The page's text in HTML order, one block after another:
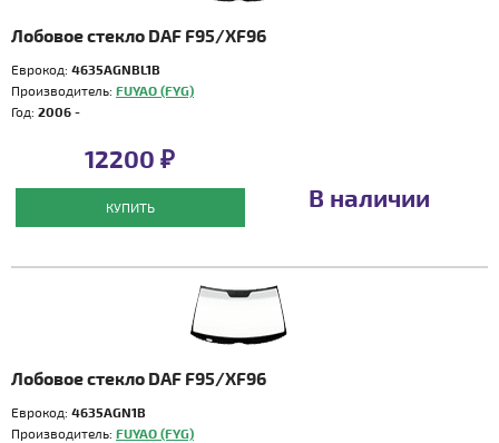
Лобовое стекло DAF F95/XF96
Еврокод: 4635AGNBL1B
Производитель: FUYAO (FYG)
Год: 2006 -
12200 ₽
КУПИТЬ В наличии
Лобовое стекло DAF F95/XF96
Еврокод: 4635AGN1B
Производитель: FUYAO (FYG)